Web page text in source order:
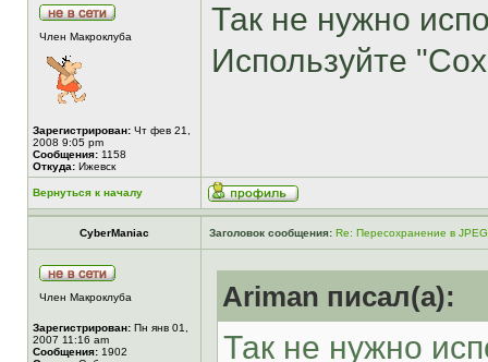
Член Макроклуба
Зарегистрирован: Чт фев 21,
2008 9:05 pm
Сообщения: 1158
Откуда: Ижевск
Так не нужно
Используйте
Вернуться к началу
CyberManiac Заголовок сообщения: Re: Пересохранение в JPEG
Член Макроклуба
Зарегистрирован: Пн янв 01,
2007 11:16 am
Сообщения: 1902
Ariman писал(а):
Так не нужно